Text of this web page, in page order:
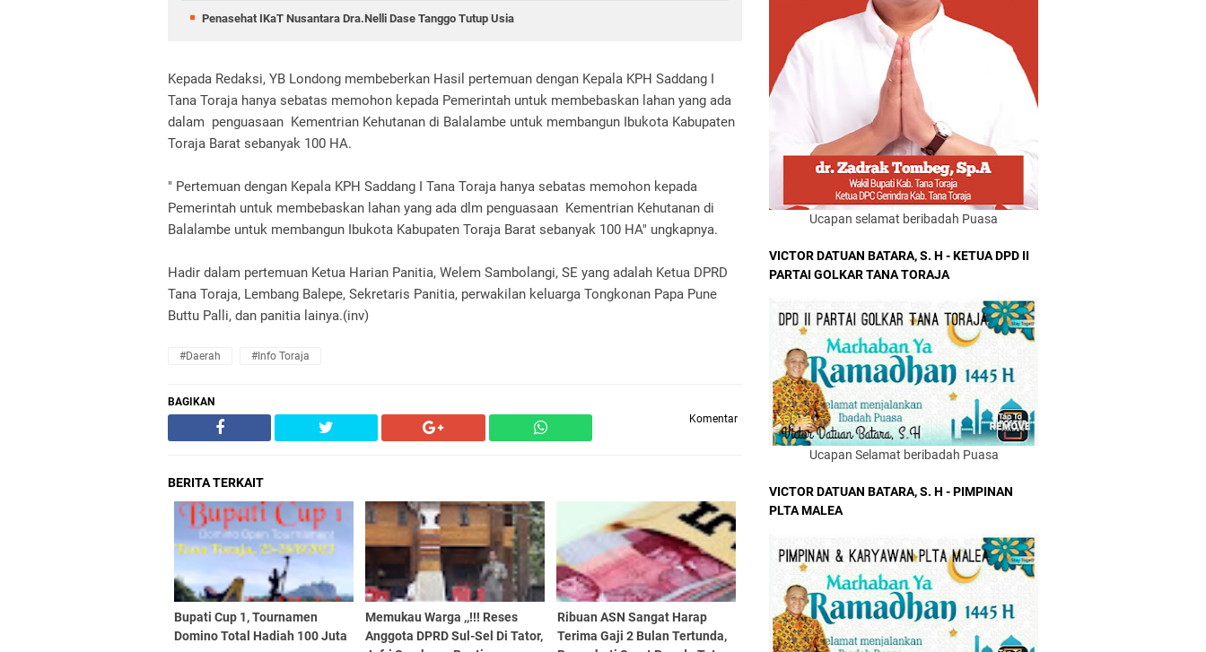
Penasehat IKaT Nusantara Dra.Nelli Dase Tanggo Tutup Usia
Kepada Redaksi, YB Londong membeberkan Hasil pertemuan dengan Kepala KPH Saddang I
Tana Toraja hanya sebatas memohon kepada Pemerintah untuk membebaskan lahan yang ada
dalam penguasaan Kementrian Kehutanan di Balalambe untuk membangun Ibukota Kabupaten
Toraja Barat sebanyak 100 HA.
" Pertemuan dengan Kepala KPH Saddang I Tana Toraja hanya sebatas memohon kepada
Pemerintah untuk membebaskan lahan yang ada dlm penguasaan Kementrian Kehutanan di
Balalambe untuk membangun Ibukota Kabupaten Toraja Barat sebanyak 100 HA" ungkapnya.
Hadir dalam pertemuan Ketua Harian Panitia, Welem Sambolangi, SE yang adalah Ketua DPRD
Tana Toraja, Lembang Balepe, Sekretaris Panitia, perwakilan keluarga Tongkonan Papa Pune
Buttu Palli, dan panitia lainya.(inv)
#Daerah #Info Toraja
BAGIKAN
Komentar
BERITA TERKAIT
Bupati Cup 1, Tournamen
Domino Total Hadiah 100 Juta
Memukau Warga ,,!!! Reses
Anggota DPRD Sul-Sel Di Tator,
Ribuan ASN Sangat Harap
Terima Gaji 2 Bulan Tertunda,
Ucapan selamat beribadah Puasa
VICTOR DATUAN BATARA, S. H - KETUA DPD II
PARTAI GOLKAR TANA TORAJA
Ucapan Selamat beribadah Puasa
VICTOR DATUAN BATARA, S. H - PIMPINAN
PLTA MALEA